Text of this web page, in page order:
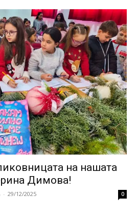
на нашата
Димова!
- 29/12/2025 0